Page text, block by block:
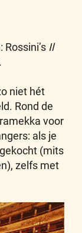
Il
niet hét
Rond de
voor
als je
gekocht (mits
zelfs met